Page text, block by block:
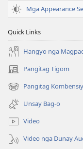
Mga Appearance
Quick Links
Hangyo nga
Pangitag Tigom
(mo-
open
ug
bag-
ong
window)
Pangitag
(mo-
open
ug
bag-
ong
window)
Unsay Bag-o
Video
Video nga Dunay